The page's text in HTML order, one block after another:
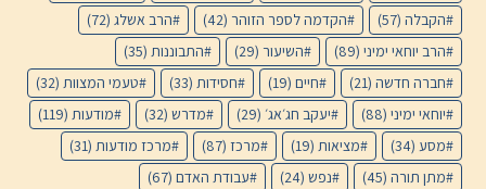
הקבלה (57) הקדמה לספר הזוהר (42) הרב אשלג (72)
הרב יוחאי ימיני (89) השיעור (29) התבוננות (35)
חברה חדשה (21) חיים (19) חסידות (33) טעמי המצוות (32)
יוחאי ימיני (88) יעקב חג׳אג׳ (29) מדרש (32) מודעות (119)
מסע (34) מציאות (19) מרכז (87) מרכז מודעות (31)
מתן תורה (45) נפש (24) עבודת האדם (67)